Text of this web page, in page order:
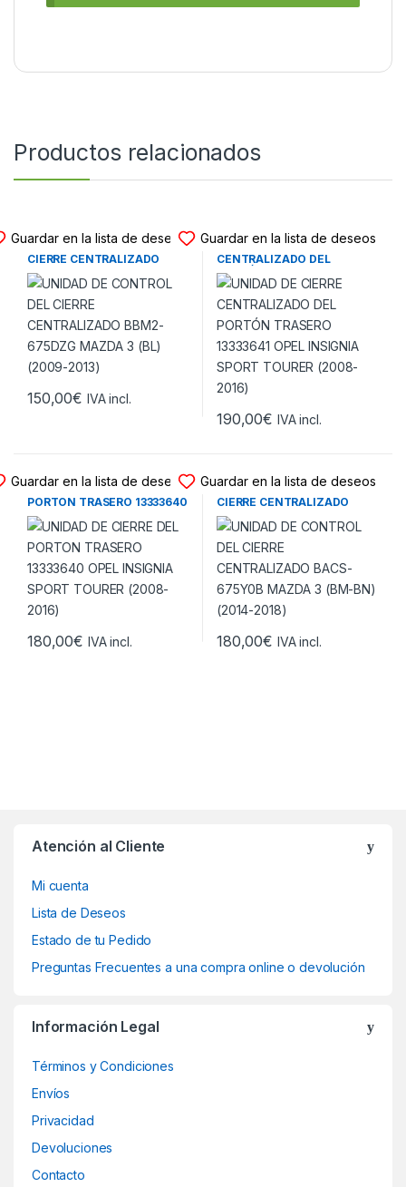
Productos relacionados
Guardar en la lista de deseos
UNIDAD CIERRE CENTRALIZADO
UNIDAD DE CONTROL DEL
CIERRE CENTRALIZADO
BBM2-675DZG MAZDA 3 (BL)
(2009-2013)
150,00€ IVA incl.
Guardar en la lista de deseos
UNIDAD DE CIERRE
CENTRALIZADO DEL
PORTÓN TRASERO 13333641
OPEL INSIGNIA SPORT
TOURER (2008-2016)
190,00€ IVA incl.
Guardar en la lista de deseos
UNIDAD CIERRE CENTRALIZADO
UNIDAD DE CIERRE DEL
PORTON TRASERO 13333640
OPEL INSIGNIA SPORT
TOURER (2008-2016)
180,00€ IVA incl.
Guardar en la lista de deseos
UNIDAD DE CONTROL DEL
CIERRE CENTRALIZADO
BACS-675Y0B MAZDA 3 (BM-
BN) (2014-2018)
180,00€ IVA incl.
Atención al Cliente
Mi cuenta
Lista de Deseos
Estado de tu Pedido
Preguntas Frecuentes a una compra online o devolución
Información Legal
Términos y Condiciones
Envíos
Privacidad
Devoluciones
Contacto